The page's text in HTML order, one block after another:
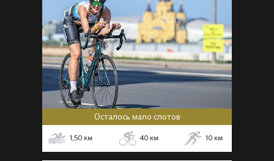
Осталось мало слотов
1,50 км 40 км 10 км